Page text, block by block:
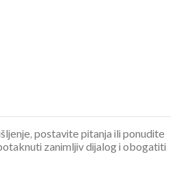
postavite pitanja ili ponudite
zanimljiv dijalog i obogatiti